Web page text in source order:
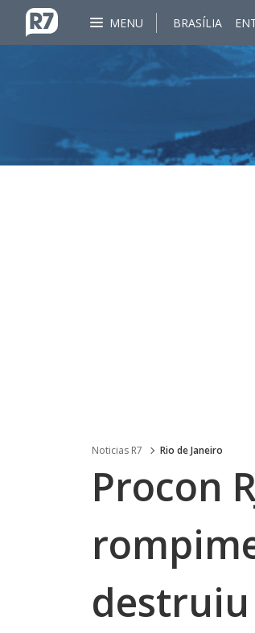
MENU BRASÍLIA
Noticias R7 Rio de Janeiro
Procon
destruiu